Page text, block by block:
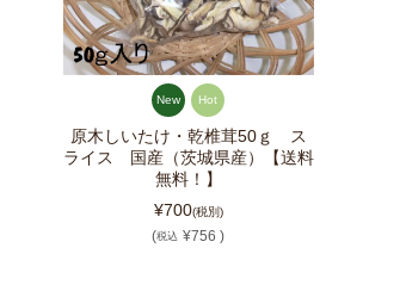
New Hot
原木しいたけ・乾椎茸50ｇ ス
ライス 国産（茨城県産）【送料
無料！】
¥700(税別)
(税込 ¥756 )